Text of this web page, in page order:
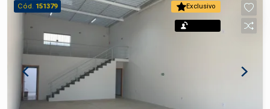
Exclusivo
Cód. 151379